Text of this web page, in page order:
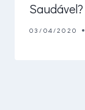
Saudável?
03/04/2020